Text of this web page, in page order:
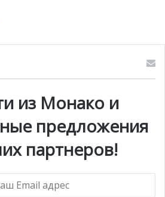
из Монако и
предложения
партнеров!